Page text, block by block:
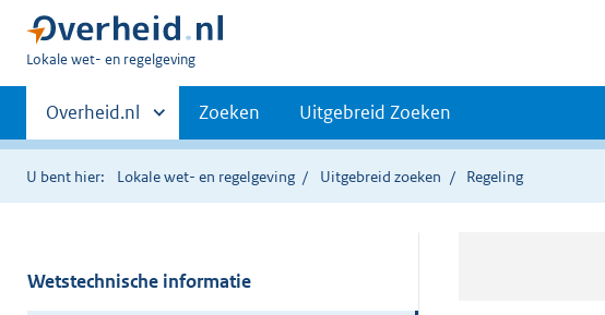
U
hier:
Lokale wet- en regelgeving
Primaire
navigatie
Andere
sites
binnen
Overheid.nl Zoeken Uitgebreid Zoeken
U bent hier: Lokale wet- en regelgeving Uitgebreid zoeken Regeling
Wetstechnische informatie